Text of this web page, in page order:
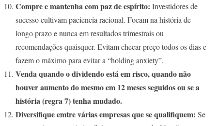
Compre e mantenha com paz de espírito: Investidores de
sucesso cultivam paciencia racional. Focam na história de
longo prazo e nunca em resultados trimestrais ou
recomendações quaisquer. Evitam checar preço todos os dias e
fazem o máximo para evitar a “holding anxiety”.
Venda quando o dividendo está em risco, quando não
houver aumento do mesmo em 12 meses seguidos ou se a
história (regra 7) tenha mudado.
Diversifique emtre várias empresas que se qualifiquem: Se